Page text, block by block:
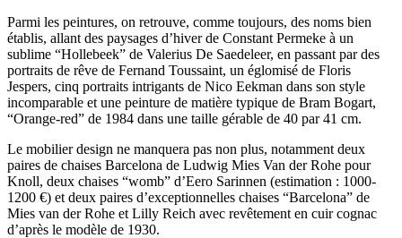
Parmi les peintures, on retrouve, comme toujours, des noms bien
établis, allant des paysages d’hiver de Constant Permeke à un
sublime “Hollebeek” de Valerius De Saedeleer, en passant par des
portraits de rêve de Fernand Toussaint, un églomisé de Floris
Jespers, cinq portraits intrigants de Nico Eekman dans son style
incomparable et une peinture de matière typique de Bram Bogart,
“Orange-red” de 1984 dans une taille gérable de 40 par 41 cm.
Le mobilier design ne manquera pas non plus, notamment deux
paires de chaises Barcelona de Ludwig Mies Van der Rohe pour
Knoll, deux chaises “womb” d’Eero Sarinnen (estimation : 1000-
1200 €) et deux paires d’exceptionnelles chaises “Barcelona” de
Mies van der Rohe et Lilly Reich avec revêtement en cuir cognac
d’après le modèle de 1930.